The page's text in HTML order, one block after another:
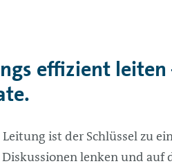
effizient leiten
Leitung ist der Schlüssel zu
lenken und